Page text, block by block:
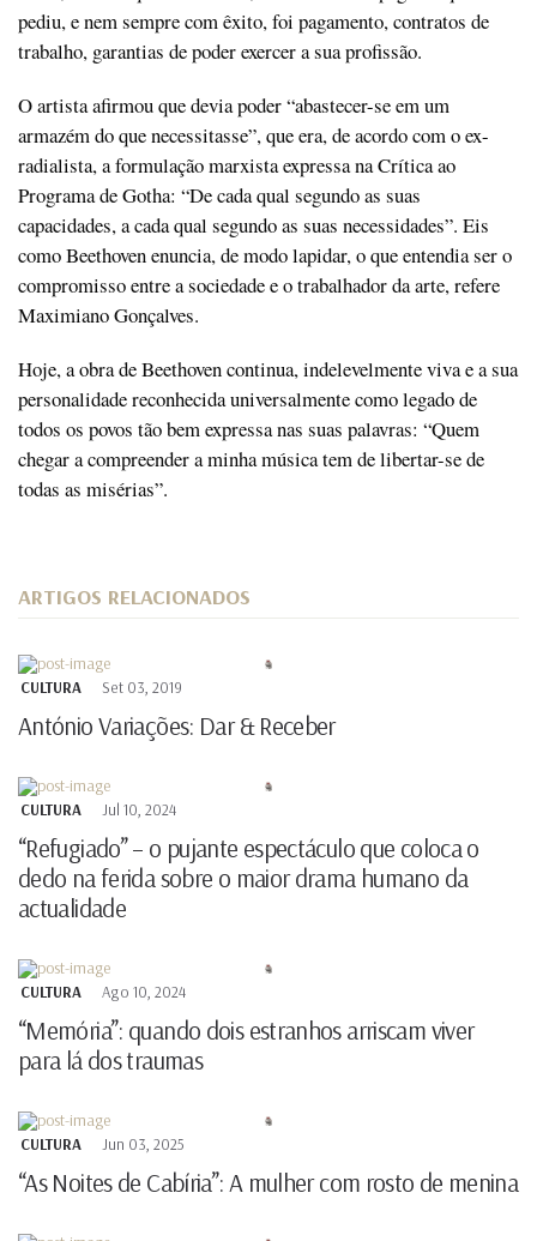
pediu, e nem sempre com êxito, foi pagamento, contratos de
trabalho, garantias de poder exercer a sua profissão.
O artista afirmou que devia poder “abastecer-se em um
armazém do que necessitasse”, que era, de acordo com o ex-
radialista, a formulação marxista expressa na Crítica ao
Programa de Gotha: “De cada qual segundo as suas
capacidades, a cada qual segundo as suas necessidades”. Eis
como Beethoven enuncia, de modo lapidar, o que entendia ser o
compromisso entre a sociedade e o trabalhador da arte, refere
Maximiano Gonçalves.
Hoje, a obra de Beethoven continua, indelevelmente viva e a sua
personalidade reconhecida universalmente como legado de
todos os povos tão bem expressa nas suas palavras: “Quem
chegar a compreender a minha música tem de libertar-se de
todas as misérias”.
ARTIGOS RELACIONADOS
CULTURA Set 03, 2019
António Variações: Dar & Receber
CULTURA Jul 10, 2024
“Refugiado” – o pujante espectáculo que coloca o
dedo na ferida sobre o maior drama humano da
actualidade
CULTURA Ago 10, 2024
“Memória”: quando dois estranhos arriscam viver
para lá dos traumas
CULTURA Jun 03, 2025
“As Noites de Cabíria”: A mulher com rosto de menina